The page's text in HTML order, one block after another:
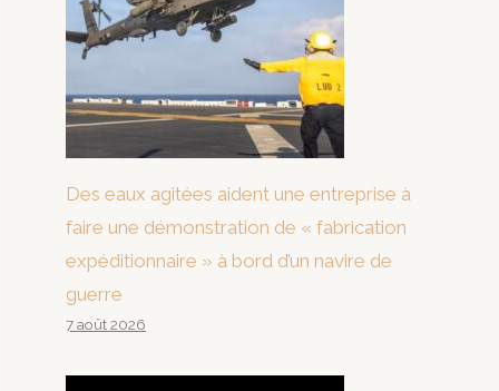
Des eaux agitées aident une entreprise à
faire une démonstration de « fabrication
expéditionnaire » à bord d’un navire de
guerre
7 août 2026